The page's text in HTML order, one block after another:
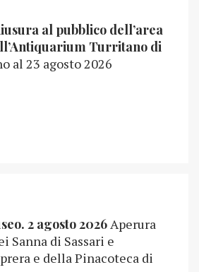
al pubblico dell’area
Turritano di
al 23 agosto 2026
2 agosto 2026Aperura
Sanna di Sassari e
e della Pinacoteca di